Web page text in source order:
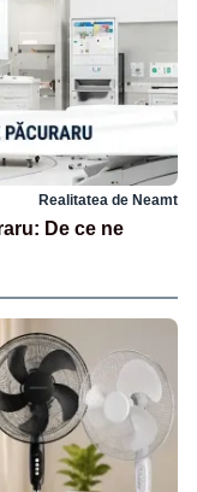
Realitatea de Neamt
De ce ne